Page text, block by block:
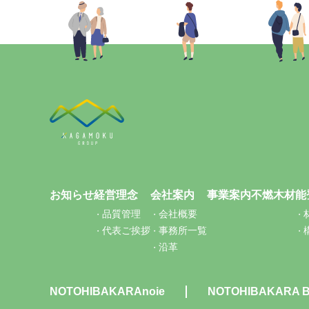
お知らせ経営理念
品質管理
代表ご挨拶
会社案内
会社概要
事務所一覧
沿革
事業案内不燃木材能
NOTOHIBAKARAnoie NOTOHIBAKARA